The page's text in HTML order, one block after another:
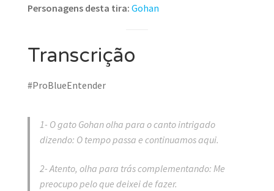
Personagens desta tira: Gohan
Transcrição
#ProBlueEntender
1- O gato Gohan olha para o canto intrigado
dizendo: O tempo passa e continuamos aqui.
2- Atento, olha para trás complementando: Me
preocupo pelo que deixei de fazer.